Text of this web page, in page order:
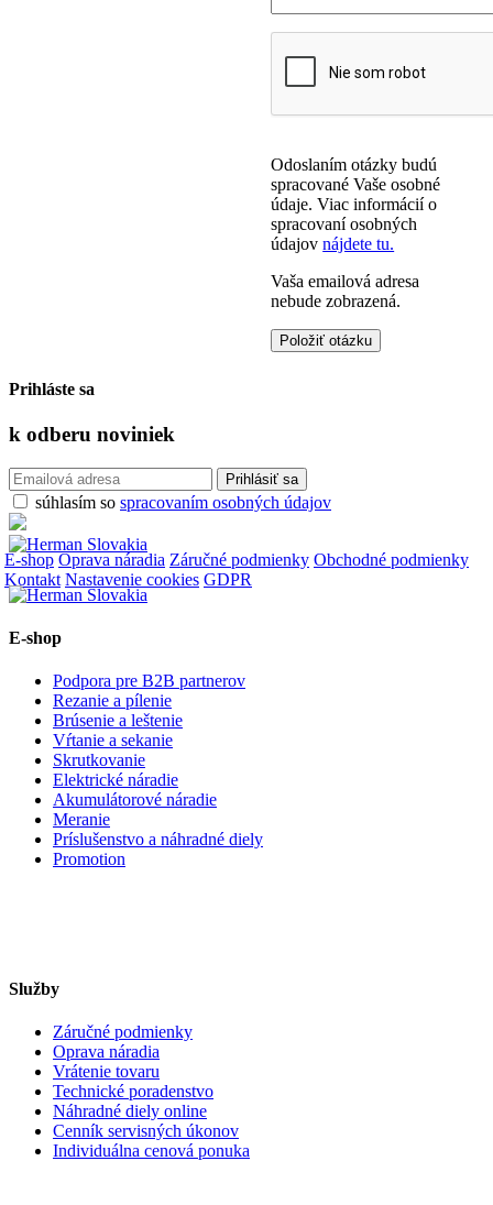
Odoslaním otázky budú
spracované Vaše osobné
údaje. Viac informácií o
spracovaní osobných
údajovnájdete tu.
Vaša emailová adresa
nebude zobrazená.
Prihláste sa
k odberu noviniek
súhlasím so spracovaním osobných údajov
E-shop Oprava náradia Záručné podmienky Obchodné podmienky
Kontakt Nastavenie cookies GDPR
E-shop
Podpora pre B2B partnerov
Rezanie a pílenie
Brúsenie a leštenie
Vŕtanie a sekanie
Skrutkovanie
Elektrické náradie
Akumulátorové náradie
Meranie
Príslušenstvo a náhradné diely
Promotion
Služby
Záručné podmienky
Oprava náradia
Vrátenie tovaru
Technické poradenstvo
Náhradné diely online
Cenník servisných úkonov
Individuálna cenová ponuka